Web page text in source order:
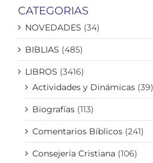
CATEGORIAS
NOVEDADES (34)
BIBLIAS (485)
LIBROS (3416)
Actividades y Dinámicas (39)
Biografías (113)
Comentarios Bíblicos (241)
Consejería Cristiana (106)